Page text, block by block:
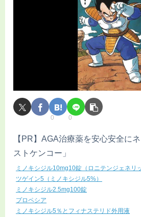
0 0
【PR】AGA治療薬を安心安全に
ストケンコー」
ミノキシジル10mg10錠（ロニテンジェネリ
ツゲイン5（ミノキシジル5%）
ミノキシジル2.5mg100錠
プロペシア
ミノキシジル5％とフィナステリド外用液